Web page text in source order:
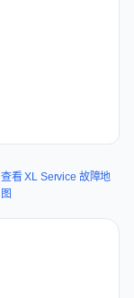
查看 XL Service 故障地
图